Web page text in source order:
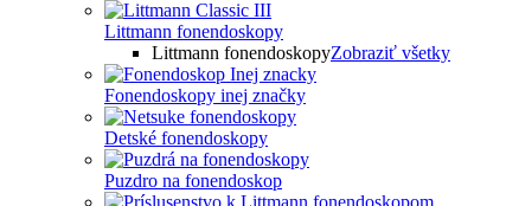
Littmann fonendoskopy
Littmann fonendoskopyZobraziť všetky
Fonendoskopy inej značky
Detské fonendoskopy
Puzdro na fonendoskop